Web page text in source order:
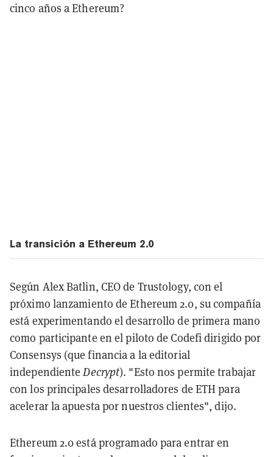
cinco años a Ethereum?
La transición a Ethereum 2.0
Según Alex Batlin, CEO de Trustology, con el
próximo lanzamiento de Ethereum 2.0, su compañía
está experimentando el desarrollo de primera mano
como participante en el piloto de Codefi dirigido por
Consensys (que financia a la editorial
independienteDecrypt). "Esto nos permite trabajar
con los principales desarrolladores de ETH para
acelerar la apuesta por nuestros clientes", dijo.
Ethereum 2.0 está programado para entrar en